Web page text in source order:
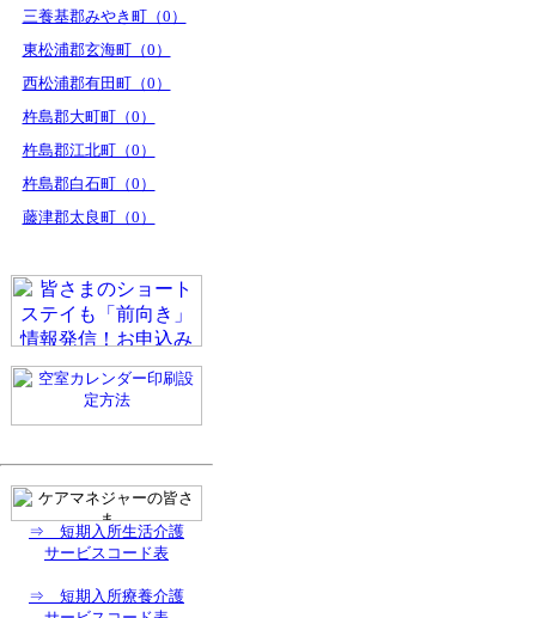
三養基郡みやき町（0）
東松浦郡玄海町（0）
西松浦郡有田町（0）
杵島郡大町町（0）
杵島郡江北町（0）
杵島郡白石町（0）
藤津郡太良町（0）
⇒ 短期入所生活介護
サービスコード表
⇒ 短期入所療養介護